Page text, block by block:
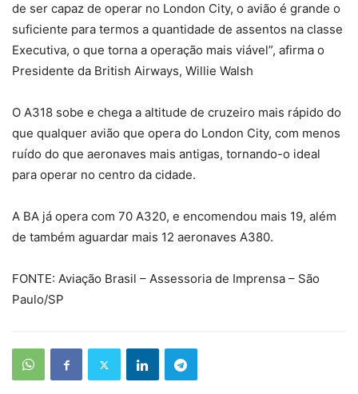
de ser capaz de operar no London City, o avião é grande o
suficiente para termos a quantidade de assentos na classe
Executiva, o que torna a operação mais viável”, afirma o
Presidente da British Airways, Willie Walsh
O A318 sobe e chega a altitude de cruzeiro mais rápido do
que qualquer avião que opera do London City, com menos
ruído do que aeronaves mais antigas, tornando-o ideal
para operar no centro da cidade.
A BA já opera com 70 A320, e encomendou mais 19, além
de também aguardar mais 12 aeronaves A380.
FONTE: Aviação Brasil – Assessoria de Imprensa – São
Paulo/SP